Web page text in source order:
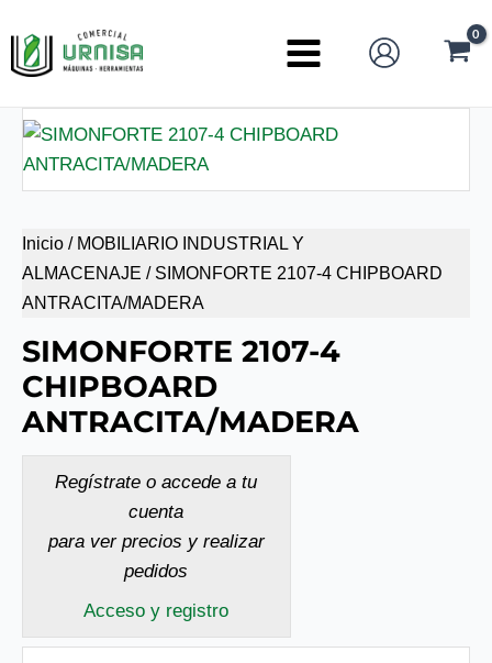
al
contenido
Main
Menu
Inicio / MOBILIARIO INDUSTRIAL Y
ALMACENAJE / SIMONFORTE 2107-4 CHIPBOARD
ANTRACITA/MADERA
SIMONFORTE 2107-4
CHIPBOARD
ANTRACITA/MADERA
Regístrate o accede a tu
cuenta
para ver precios y realizar
pedidos
Acceso y registro